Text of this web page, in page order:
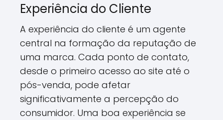
Experiência do Cliente
A experiência do cliente é um agente
central na formação da reputação de
uma marca. Cada ponto de contato,
desde o primeiro acesso ao site até o
pós-venda, pode afetar
significativamente a percepção do
consumidor. Uma boa experiência se